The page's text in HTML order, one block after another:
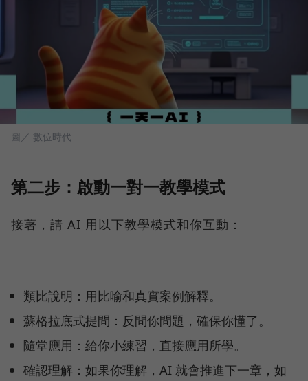
圖／ 數位時代
第二步：啟動一對一教學模式
接著，請 AI 用以下教學模式和你互動：
類比說明：用比喻和真實案例解釋。
蘇格拉底式提問：反問你問題，確保你懂了。
隨堂應用：給你小練習，直接應用所學。
確認理解：如果你理解，AI 就會推進下一章，如